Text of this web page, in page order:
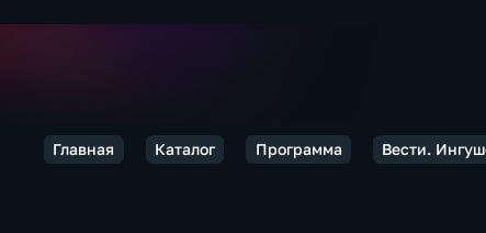
Главная Каталог Программа Вести.